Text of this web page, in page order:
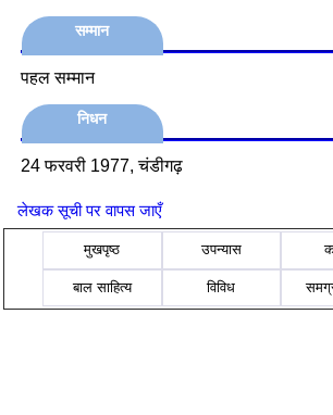
सम्मान
पहल सम्मान
निधन
24 फरवरी 1977, चंडीगढ़
लेखक सूची पर वापस जाएँ
मुखपृष्ठ उपन्यास
बाल साहित्य विविध